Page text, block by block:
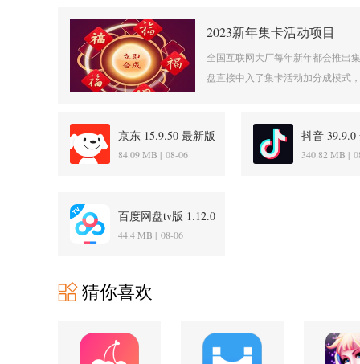
2023新年集卡活动项目
全国互联网大厂每年新年都会推出
盘直接中入了集卡活动加分成模式
京东 15.9.50 最新版
84.09 MB | 08-06
抖音
340.82 MB |
百度网盘tv版 1.12.0
官方版
44.4 MB | 08-06
猜你喜欢